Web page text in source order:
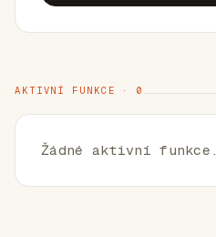
AKTIVNÍ FUNKCE · 0
Žádné aktivní funkce.